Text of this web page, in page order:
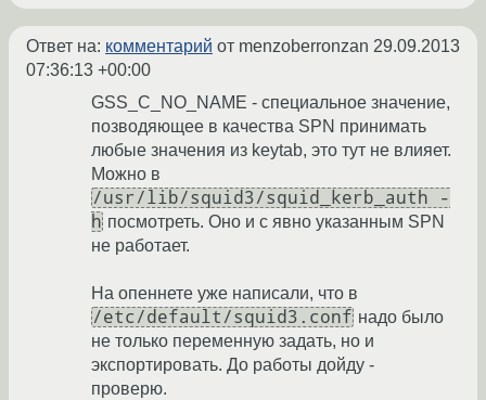
Ответ на: комментарий от menzoberronzan 29.09.2013
07:36:13 +00:00
GSS_C_NO_NAME - специальное значение,
позводяющее в качества SPN принимать
любые значения из keytab, это тут не влияет.
Можно в
/usr/lib/squid3/squid_kerb_auth -
h посмотреть. Оно и с явно указанным SPN
не работает.
На опеннете уже написали, что в
/etc/default/squid3.conf надо было
не только переменную задать, но и
экспортировать. До работы дойду -
проверю.